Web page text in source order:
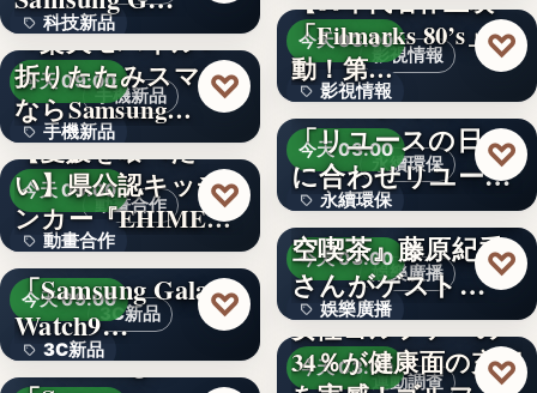
科技新品
文字
手機新品
今天 09:00
手機新品
4.1
＜楽天モバイル＞
折りたたみスマホ
ならSamsung…
♡
動畫合作
今天 09:00
動畫合作
108
【愛媛を喰べた
い】県公認キッチ
ンカー『EHIMEみ
きゃん…
♡
3C新品
今天 09:00
3C新品
＜OPEN＞
「Samsung Galaxy
Watch9…
♡
＜Samsung＞
36年
影視情報
今天 03:00
影視情報
40
「Filmarks 80’s」始
動！第…
♡
永續環保
今天 03:00
永續環保
文字
エコスタイル、
「リユースの日」
に合わせリユース
文化の普及…
♡
娛樂廣播
今天 03:00
娛樂廣播
文字
interfm『Runeの星
空喫茶』藤原紀香
さんがゲスト…
♡
運動調查
今天 03:00
女性ゴルファーの
34％が健康面の充実
♡